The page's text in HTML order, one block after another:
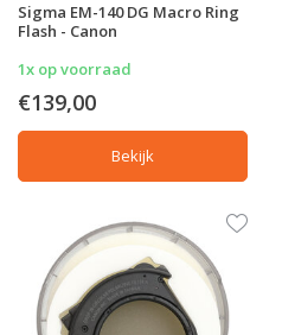
Sigma EM-140 DG Macro Ring
Flash - Canon
1x op voorraad
€139,00
Bekijk